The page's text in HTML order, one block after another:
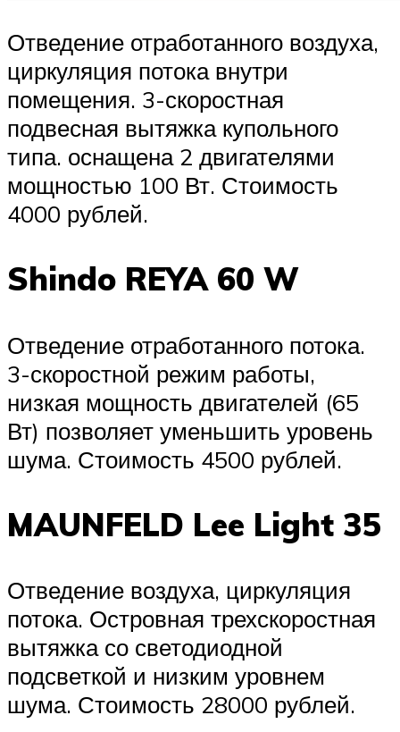
Отведение отработанного воздуха,
циркуляция потока внутри
помещения. 3-скоростная
подвесная вытяжка купольного
типа. оснащена 2 двигателями
мощностью 100 Вт. Стоимость
4000 рублей.
Shindo REYA 60 W
Отведение отработанного потока.
3-скоростной режим работы,
низкая мощность двигателей (65
Вт) позволяет уменьшить уровень
шума. Стоимость 4500 рублей.
MAUNFELD Lee Light 35
Отведение воздуха, циркуляция
потока. Островная трехскоростная
вытяжка со светодиодной
подсветкой и низким уровнем
шума. Стоимость 28000 рублей.